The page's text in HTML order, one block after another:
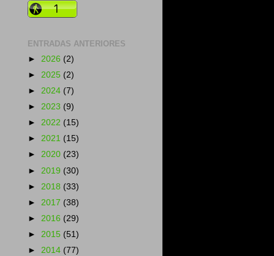
ENTRADAS ANTERIORES
► 2026 (2)
► 2025 (2)
► 2024 (7)
► 2023 (9)
► 2022 (15)
► 2021 (15)
► 2020 (23)
► 2019 (30)
► 2018 (33)
► 2017 (38)
► 2016 (29)
► 2015 (51)
► 2014 (77)